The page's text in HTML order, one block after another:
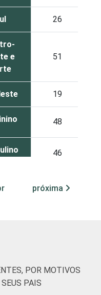
26
e
51
19
48
46
30
ou
55
próxima
POR MOTIVOS
PAIS